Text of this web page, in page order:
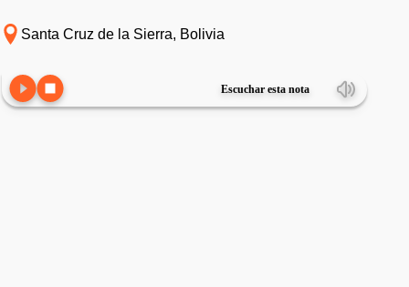
Santa Cruz de la Sierra, Bolivia
Escuchar esta nota